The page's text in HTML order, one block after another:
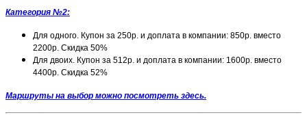
Категория №2:
Для одного. Купон за 250р. и доплата в компании: 850р. вместо
2200р. Скидка 50%
Для двоих. Купон за 512р. и доплата в компании: 1600р. вместо
4400р. Скидка 52%
Маршруты на выбор можно посмотреть здесь.